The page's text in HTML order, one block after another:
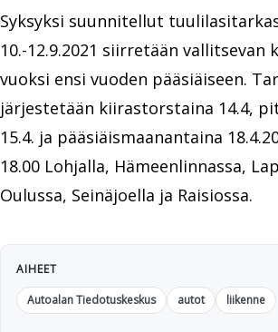
Syksyksi suunnitellut
10.-12.9.2021 siirretään vallitsevan
vuoksi ensi vuoden pääsiäiseen.
järjestetään kiirastorstaina 14.4,
15.4. ja pääsiäismaanantaina
18.00 Lohjalla, Hämeenlinnassa,
Oulussa, Seinäjoella ja Raisiossa.
AIHEET
Autoalan Tiedotuskeskus
autot liikenne